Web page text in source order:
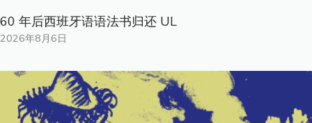
60 年后西班牙语语法书归还 UL
2026年8月6日